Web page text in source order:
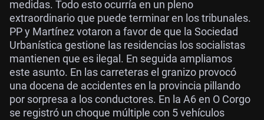
medidas. Todo esto ocurría en un pleno
extraordinario que puede terminar en los tribunales.
PP y Martínez votaron a favor de que la Sociedad
Urbanística gestione las residencias los socialistas
mantienen que es ilegal. En seguida ampliamos
este asunto. En las carreteras el granizo provocó
una docena de accidentes en la provincia pillando
por sorpresa a los conductores. En la A6 en O Corgo
se registró un choque múltiple con 5 vehículos